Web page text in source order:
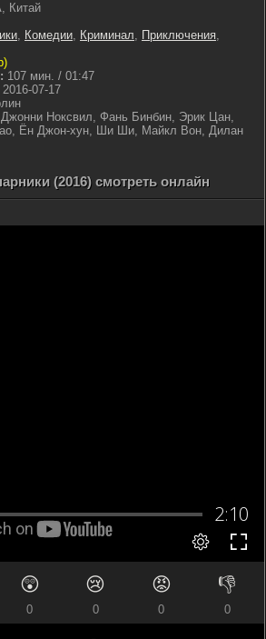
Китай
, Комедии, Криминал, Приключения,
107 мин. / 01:47
2016-07-17
Ноксвил, Фань Бинбин, Эрик Цан,
Ён Джон-хун, Ши Ши, Майкл Вон, Дилан
(2016) смотреть онлайн
😲
0
😢
0
😡
0
👎
0